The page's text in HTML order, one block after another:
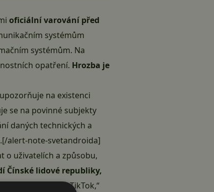
oficiální varování před
systémům
systémům. Na
opatření. Hrozba je
na existenci
se na povinné subjekty
daných technických a
alert-note-svetandroida]
o uživatelích a způsobu,
Čínské lidové republiky,
platformu TikTok,“